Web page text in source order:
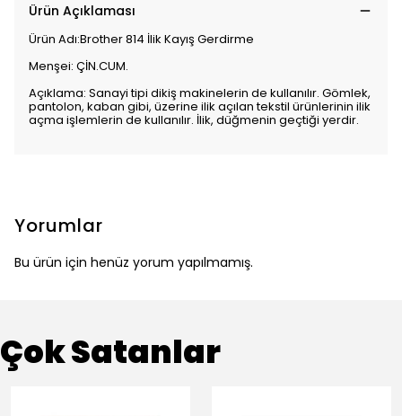
Ürün Açıklaması
Ürün Adı:Brother 814 İlik Kayış Gerdirme
Menşei: ÇİN.CUM.
Açıklama: Sanayi tipi dikiş makinelerin de kullanılır. Gömlek,
pantolon, kaban gibi, üzerine ilik açılan tekstil ürünlerinin ilik
açma işlemlerin de kullanılır. İlik, düğmenin geçtiği yerdir.
Yorumlar
Bu ürün için henüz yorum yapılmamış.
Çok Satanlar